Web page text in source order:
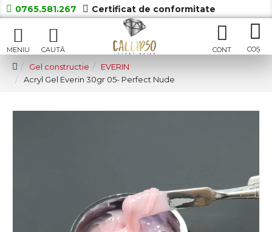
0765.581.267 Certificat de conformitate
Gel constructie
EVERIN
Acryl Gel Everin 30gr 05- Perfect Nude